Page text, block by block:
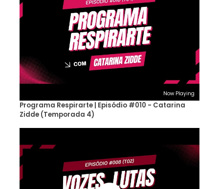
Now Playing
Programa Respirarte | Episódio #010 - Catarina
Zidde (Temporada 4)